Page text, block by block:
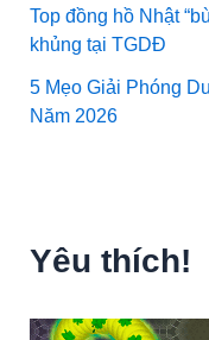
Top đồng hồ Nhật
khủng tại TGDĐ
5 Mẹo Giải Phóng
Năm 2026
Yêu thích!